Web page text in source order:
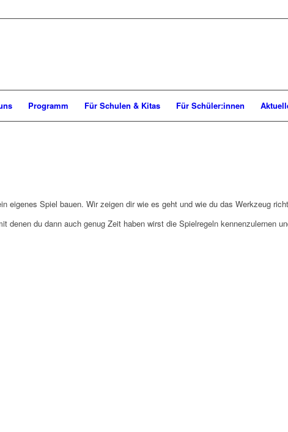
Programm Für Schulen & Kitas Für Schüler:innen
eigenes Spiel bauen. Wir zeigen dir wie es geht und wie du das Werkzeug
denen du dann auch genug Zeit haben wirst die Spielregeln kennenzulernen